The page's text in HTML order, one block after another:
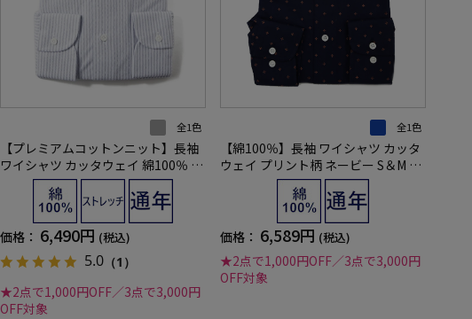
全1色
【プレミアムコットンニット】長袖
ワイシャツ カッタウェイ 綿100％ ス
トライプ S＆M BLUE LABEL 通年
価格： 6,490円 (税込)
5.0 （1）
★2点で1,000円OFF／3点で3,000円
OFF対象
全1色
【綿100％】長袖 ワイシャツ カッタ
ウェイ プリント柄 ネービー S＆M BL
UE LABEL 通年
価格： 6,589円 (税込)
★2点で1,000円OFF／3点で3,000円
OFF対象